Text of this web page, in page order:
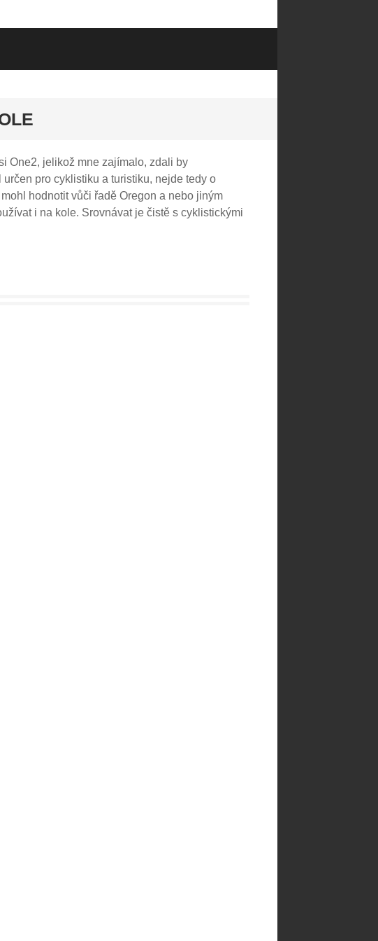
One2, jelikož mne zajímalo, zdali by
pro cyklistiku a turistiku, nejde tedy o
hodnotit vůči řadě Oregon a nebo jiným
i na kole. Srovnávat je čistě s cyklistickými